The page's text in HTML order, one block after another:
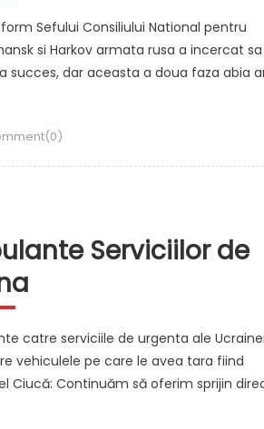
Sefului Consiliului National pentru
si Harkov armata rusa a incercat sa
dar aceasta a doua faza abia
Serviciilor de
catre serviciile de urgenta ale
vehiculele pe care le avea tara fiind
Ciucă: Continuăm să oferim sprijin